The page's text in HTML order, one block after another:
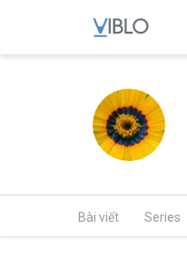
Bài viết Series